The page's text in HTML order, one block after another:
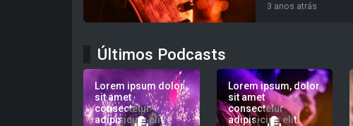
3 anos atrás
Últimos Podcasts
Lorem ipsum dolor
sit amet
consectetur
adipisicing elit.
Lorem ipsum, dolor
sit amet
consectetur
adipisicing elit.